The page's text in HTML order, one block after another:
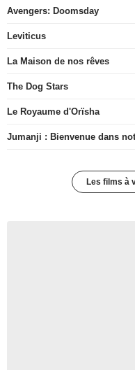
Avengers: Doomsday
Leviticus
La Maison de nos rêves
The Dog Stars
Le Royaume d'Orïsha
Jumanji : Bienvenue dans
Les films à